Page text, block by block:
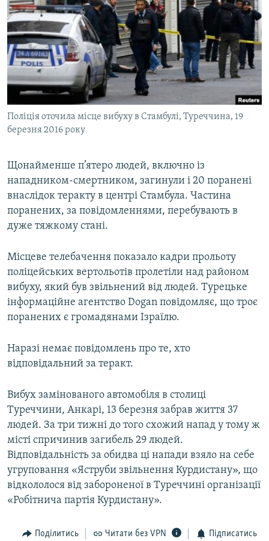
СВІТ
КИТАЙ.ВИКЛИКИ
МУЛЬТИМЕДІА
ФОТО
СПЕЦПРОЄКТИ
ПОДКАСТИ
КРИМ РЕАЛІЇ
УКР
КТАТ
ДОЛУЧАЙСЯ!
Усі сайти RFE/RL
Поліція оточила місце вибуху в Стамбулі, Туреччина, 19
березня 2016 року
Щонайменше п’ятеро людей, включно із
нападником-смертником, загинули і 20 поранені
внаслідок теракту в центрі Стамбула. Частина
поранених, за повідомленнями, перебувають в
дуже тяжкому стані.
Місцеве телебачення показало кадри прольоту
поліцейських вертольотів пролетіли над районом
вибуху, який був звільнений від людей. Турецьке
інформаційне агентство Dogan повідомляє, що троє
поранених є громадянами Ізраїлю.
Наразі немає повідомлень про те, хто
відповідальний за теракт.
Вибух замінованого автомобіля в столиці
Туреччини, Анкарі, 13 березня забрав життя 37
людей. За три тижні до того схожий напад у тому ж
місті спричинив загибель 29 людей.
Відповідальність за обидва ці напади взяло на себе
угруповання «Яструби звільнення Курдистану», що
відкололося від забороненої в Туреччині організації
«Робітнича партія Курдистану».
Поділитись Читати без VPN Підписатись